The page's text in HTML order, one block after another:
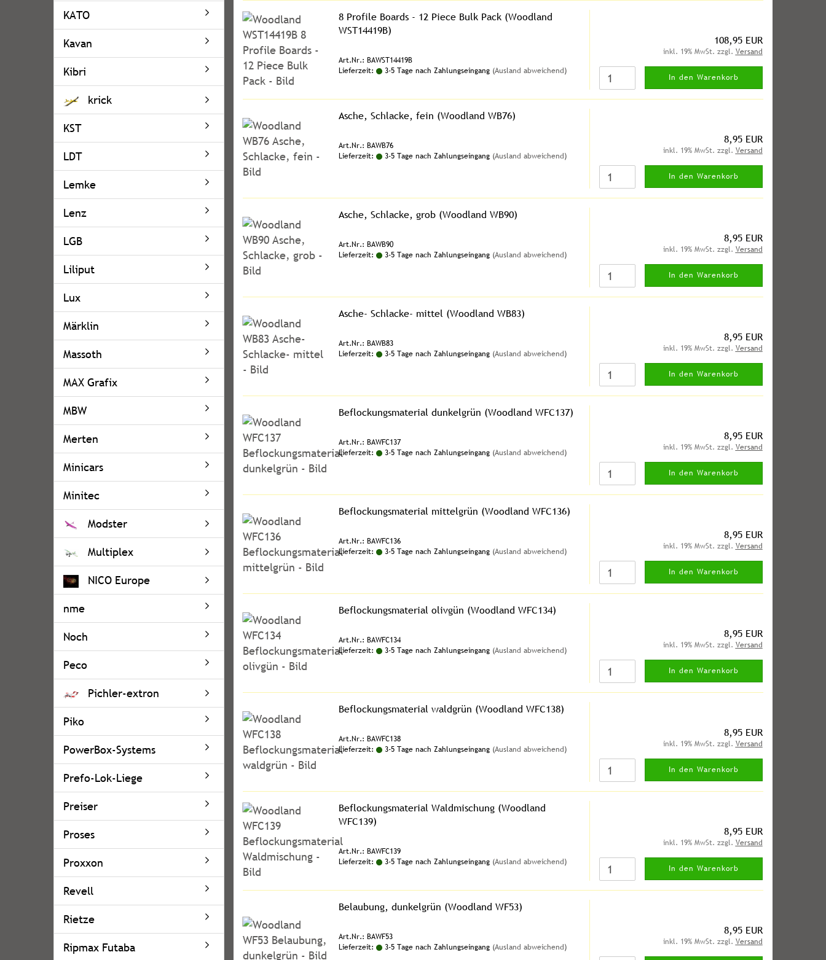
8 Profile Boards - 12 Piece Bulk Pack (Woodland
WST14419B)
Art.Nr.: BAWST14419B
Lieferzeit:
3-5 Tage nach Zahlungseingang (Ausland abweichend)
108,95 EUR
inkl. 19% MwSt. zzgl. Versand
In den Warenkorb
Asche, Schlacke, fein (Woodland WB76)
Art.Nr.: BAWB76
Lieferzeit:
3-5 Tage nach Zahlungseingang (Ausland abweichend)
8,95 EUR
inkl. 19% MwSt. zzgl. Versand
In den Warenkorb
Asche, Schlacke, grob (Woodland WB90)
Art.Nr.: BAWB90
Lieferzeit:
3-5 Tage nach Zahlungseingang (Ausland abweichend)
8,95 EUR
inkl. 19% MwSt. zzgl. Versand
In den Warenkorb
Asche- Schlacke- mittel (Woodland WB83)
Art.Nr.: BAWB83
Lieferzeit:
3-5 Tage nach Zahlungseingang (Ausland abweichend)
8,95 EUR
inkl. 19% MwSt. zzgl. Versand
In den Warenkorb
Beflockungsmaterial dunkelgrün (Woodland WFC137)
Art.Nr.: BAWFC137
Lieferzeit:
3-5 Tage nach Zahlungseingang (Ausland abweichend)
8,95 EUR
inkl. 19% MwSt. zzgl. Versand
In den Warenkorb
Beflockungsmaterial mittelgrün (Woodland WFC136)
Art.Nr.: BAWFC136
Lieferzeit:
3-5 Tage nach Zahlungseingang (Ausland abweichend)
8,95 EUR
inkl. 19% MwSt. zzgl. Versand
In den Warenkorb
Beflockungsmaterial olivgün (Woodland WFC134)
Art.Nr.: BAWFC134
Lieferzeit:
3-5 Tage nach Zahlungseingang (Ausland abweichend)
8,95 EUR
inkl. 19% MwSt. zzgl. Versand
In den Warenkorb
Beflockungsmaterial waldgrün (Woodland WFC138)
Art.Nr.: BAWFC138
Lieferzeit:
3-5 Tage nach Zahlungseingang (Ausland abweichend)
8,95 EUR
inkl. 19% MwSt. zzgl. Versand
In den Warenkorb
Beflockungsmaterial Waldmischung (Woodland
WFC139)
Art.Nr.: BAWFC139
Lieferzeit:
3-5 Tage nach Zahlungseingang (Ausland abweichend)
8,95 EUR
inkl. 19% MwSt. zzgl. Versand
In den Warenkorb
Belaubung, dunkelgrün (Woodland WF53)
Art.Nr.: BAWF53
Lieferzeit:
3-5 Tage nach Zahlungseingang (Ausland abweichend)
8,95 EUR
inkl. 19% MwSt. zzgl. Versand
KATO
Kavan
Kibri
krick
KST
LDT
Lemke
Lenz
LGB
Liliput
Lux
Märklin
Massoth
MAX Grafix
MBW
Merten
Minicars
Minitec
Modster
Multiplex
NICO Europe
nme
Noch
Peco
Pichler-extron
Piko
PowerBox-Systems
Prefo-Lok-Liege
Preiser
Proses
Proxxon
Revell
Rietze
Ripmax Futaba